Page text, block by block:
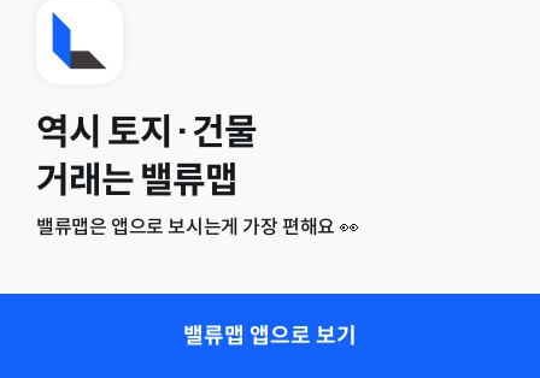
역시 토지·건물
거래는 밸류맵
밸류맵은 앱으로 보시는게 가장 편해요 👀
밸류맵 앱으로 보기